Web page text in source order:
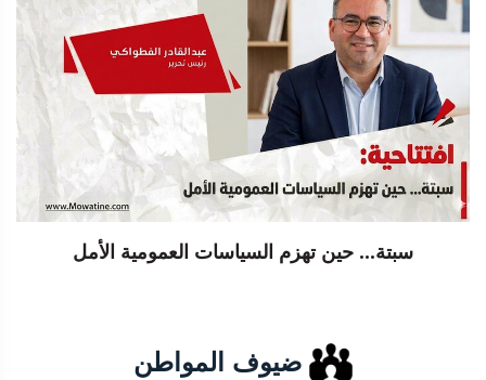
سبتة... حين تهزم السياسات العمومية الأمل
ضيوف المواطن